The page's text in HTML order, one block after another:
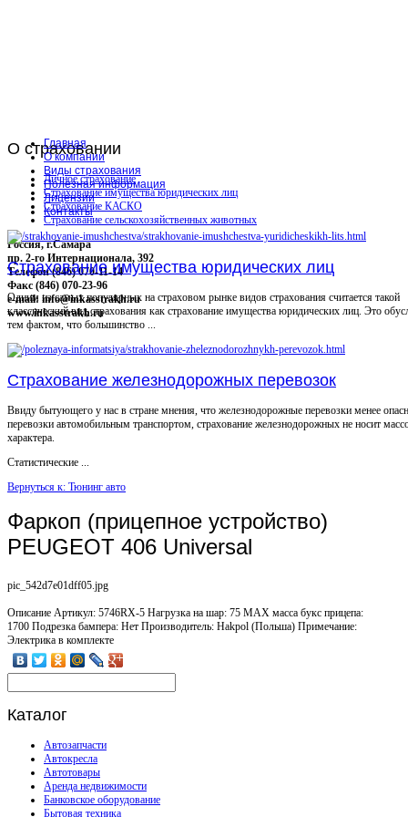
О страховании
Личное страхование
Страхование имущества юридических лиц
Страхование КАСКО
Страхование сельскохозяйственных животных
Россия, г.Самара
пр. 2-го Интернационала, 392
Телефон (846) 070-11-14
Факс (846) 070-23-96
e-mail: info@inkasstrakh.ru
www.inkasstrakh.ru
Главная
О компании
Виды страхования
Полезная информация
Лицензии
Контакты
Страхование имущества юридических лиц
Одним из самых популярных на страховом рынке видов страхования считается такой
классический вид страхования как страхование имущества юридических лиц. Это
тем фактом, что большинство ...
Страхование железнодорожных перевозок
Ввиду бытующего у нас в стране мнения, что железнодорожные перевозки менее
перевозки автомобильным транспортом, страхование железнодорожных не носит
характера.
Статистические ...
Вернуться к: Тюнинг авто
Фаркоп (прицепное устройство)
PEUGEOT 406 Universal
pic_542d7e01dff05.jpg
Описание Артикул: 5746RX-5 Нагрузка на шар: 75 MAX масса букс прицепа:
1700 Подрезка бампера: Нет Производитель: Hakpol (Польша) Примечание:
Электрика в комплекте
Каталог
Автозапчасти
Автокресла
Автотовары
Аренда недвижимости
Банковское оборудование
Бытовая техника